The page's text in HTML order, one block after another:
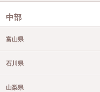
中部
富山県
石川県
山梨県